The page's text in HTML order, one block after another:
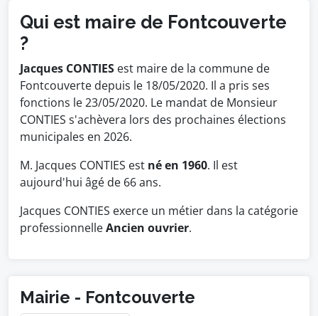
Qui est maire de Fontcouverte
?
Jacques CONTIES est maire de la commune de
Fontcouverte depuis le 18/05/2020. Il a pris ses
fonctions le 23/05/2020. Le mandat de Monsieur
CONTIES s'achèvera lors des prochaines élections
municipales en 2026.
M. Jacques CONTIES est né en 1960. Il est
aujourd'hui âgé de 66 ans.
Jacques CONTIES exerce un métier dans la catégorie
professionnelleAncien ouvrier.
Mairie - Fontcouverte